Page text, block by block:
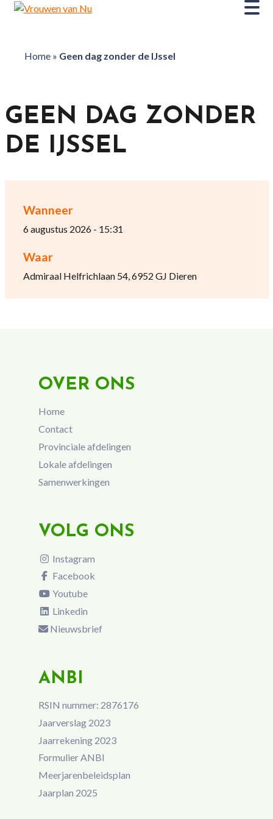
Home» Geen dag zonder de IJssel
Wanneer
6 augustus 2026 - 15:31
Waar
Admiraal Helfrichlaan 54, 6952 GJ Dieren
GEEN DAG ZONDER
DE IJSSEL
OVER ONS
Home
Contact
Provinciale afdelingen
Lokale afdelingen
Samenwerkingen
VOLG ONS
Instagram
Facebook
Youtube
Linkedin
Nieuwsbrief
ANBI
RSIN nummer: 2876176
Jaarverslag 2023
Jaarrekening 2023
Formulier ANBI
Meerjarenbeleidsplan
Jaarplan 2025